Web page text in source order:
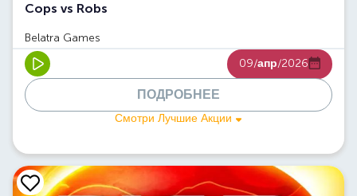
Cops vs Robs
Belatra Games
09/апр/2026
ПОДРОБНЕЕ
Смотри Лучшие Акции